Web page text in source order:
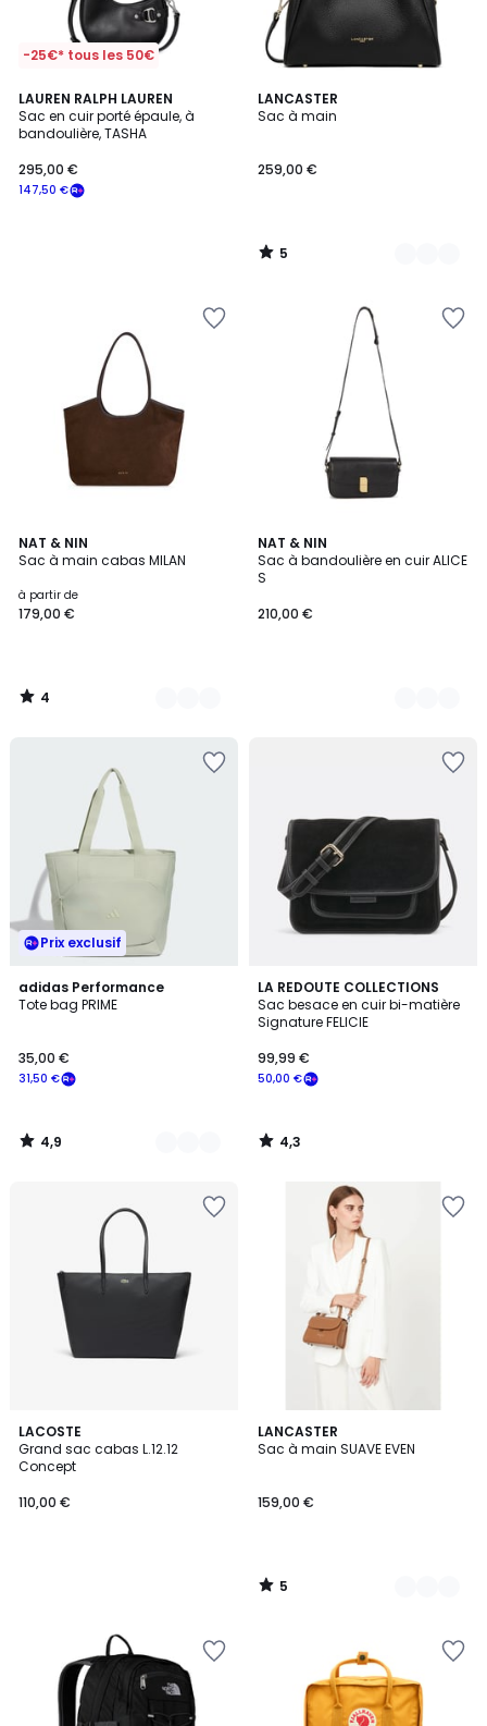
-25€* tous les 50€
LAUREN RALPH LAUREN
Sac en cuir porté épaule, à
bandoulière, TASHA
147,50 €
295,00 €
LANCASTER
Sac à main
259,00 €
5
/
8
Couleurs
5
/
NAT & NIN
Sac à main cabas MILAN
à partir de
179,00 €
4
/
5
Couleurs
4
/
NAT & NIN
Sac à bandoulière en cuir ALICE
S
210,00 €
2
Couleurs
Prix exclusif
adidas Performance
Tote bag PRIME
31,50 €
35,00 €
4,9
/ 5
3
Couleurs
4,9
/
LA REDOUTE COLLECTIONS
Sac besace en cuir bi-matière
Signature FELICIE
50,00 €
99,99 €
4,3
/ 5
4,3
/
LACOSTE
Grand sac cabas L.12.12
Concept
110,00 €
LANCASTER
Sac à main SUAVE EVEN
159,00 €
5
/
13
Couleurs
5
/